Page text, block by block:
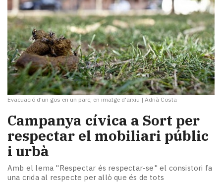
Evacuació d'un gos en un parc, en imatge d'arxiu | Adrià Costa
Campanya cívica a Sort per
respectar el mobiliari públic
i urbà
Amb el lema "Respectar és respectar-se" el consistori fa
una crida al respecte per allò que és de tots